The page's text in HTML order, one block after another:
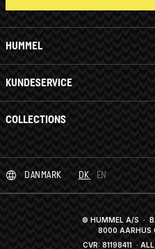
HUMMEL
KUNDESERVICE
COLLECTIONS
DANMARK DK EN
© HUMMEL A/S ·
8000 AARHUS
CVR: 81198411· ALL